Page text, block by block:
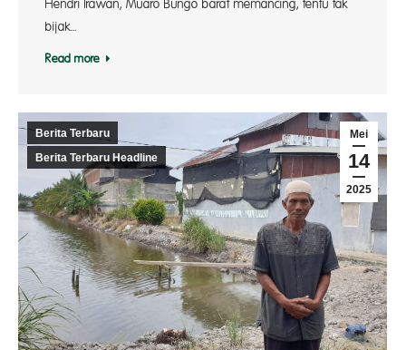
Hendri Irawan, Muaro Bungo barat memancing, tentu tak
bijak…
Read more
Mei
14
2025
Berita Terbaru
Berita Terbaru Headline